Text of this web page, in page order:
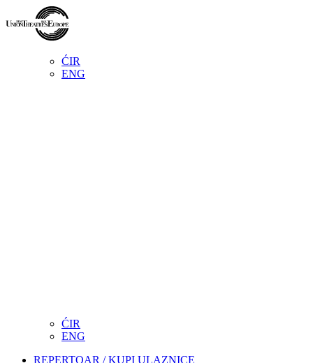
ĆIR
ENG
ĆIR
ENG
REPERTOAR / KUPI ULAZNICE